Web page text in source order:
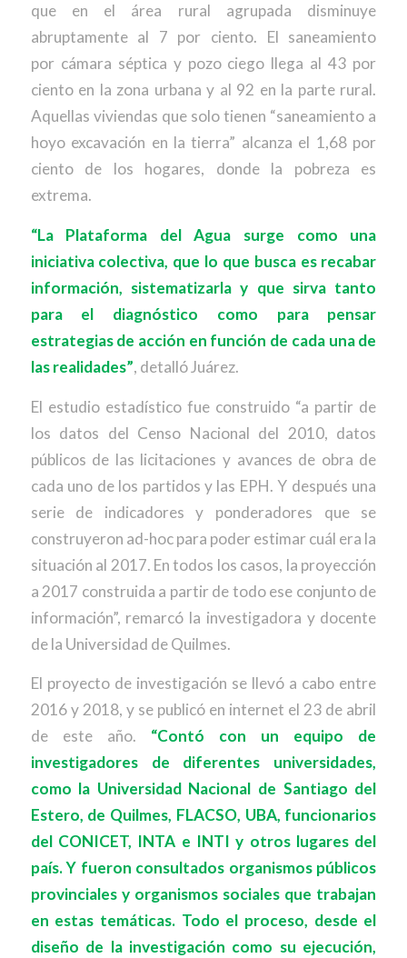
que en el área rural agrupada disminuye
abruptamente al 7 por ciento. El saneamiento
por cámara séptica y pozo ciego llega al 43 por
ciento en la zona urbana y al 92 en la parte rural.
Aquellas viviendas que solo tienen “saneamiento a
hoyo excavación en la tierra” alcanza el 1,68 por
ciento de los hogares, donde la pobreza es
extrema.
“La Plataforma del Agua surge como una
iniciativa colectiva, que lo que busca es recabar
información, sistematizarla y que sirva tanto
para el diagnóstico como para pensar
estrategias de acción en función de cada una de
las realidades”, detalló Juárez.
El estudio estadístico fue construido “a partir de
los datos del Censo Nacional del 2010, datos
públicos de las licitaciones y avances de obra de
cada uno de los partidos y las EPH. Y después una
serie de indicadores y ponderadores que se
construyeron ad-hoc para poder estimar cuál era la
situación al 2017. En todos los casos, la proyección
a 2017 construida a partir de todo ese conjunto de
información”, remarcó la investigadora y docente
de la Universidad de Quilmes.
El proyecto de investigación se llevó a cabo entre
2016 y 2018, y se publicó en internet el 23 de abril
de este año. “Contó con un equipo de
investigadores de diferentes universidades,
como la Universidad Nacional de Santiago del
Estero, de Quilmes, FLACSO, UBA, funcionarios
del CONICET, INTA e INTI y otros lugares del
país. Y fueron consultados organismos públicos
provinciales y organismos sociales que trabajan
en estas temáticas. Todo el proceso, desde el
diseño de la investigación como su ejecución,